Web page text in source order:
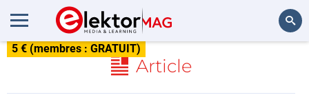
5 € (membres : GRATUIT)
Article